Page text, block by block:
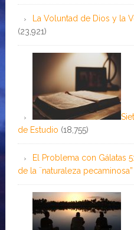
La Voluntad de Dios y la
(23,921)
de Estudio (18,755)
El Problema con Gálatas
de la ¨naturaleza pecaminosa”